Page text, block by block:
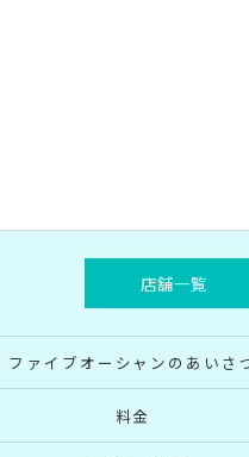
店舗一覧
ファイブオーシャンのあいさ
料金